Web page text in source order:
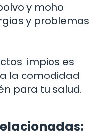
y moho
y problemas
limpios es
la comodidad
para tu salud.